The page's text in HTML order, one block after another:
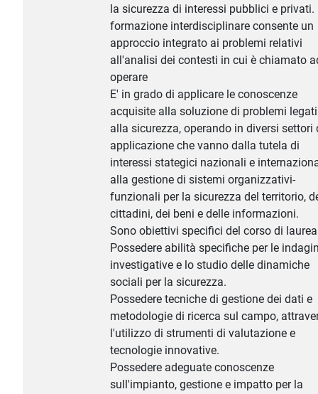
la sicurezza di interessi pubblici e privati.
formazione interdisciplinare consente un
approccio integrato ai problemi relativi
all'analisi dei contesti in cui è chiamato
operare
E' in grado di applicare le conoscenze
acquisite alla soluzione di problemi legati
alla sicurezza, operando in diversi settori
applicazione che vanno dalla tutela di
interessi stategici nazionali e
alla gestione di sistemi organizzativi-
funzionali per la sicurezza del territorio,
cittadini, dei beni e delle informazioni.
Sono obiettivi specifici del corso di
Possedere abilità specifiche per le
investigative e lo studio delle dinamiche
sociali per la sicurezza.
Possedere tecniche di gestione dei dati e
metodologie di ricerca sul campo,
l'utilizzo di strumenti di valutazione e
tecnologie innovative.
Possedere adeguate conoscenze
sull'impianto, gestione e impatto per la